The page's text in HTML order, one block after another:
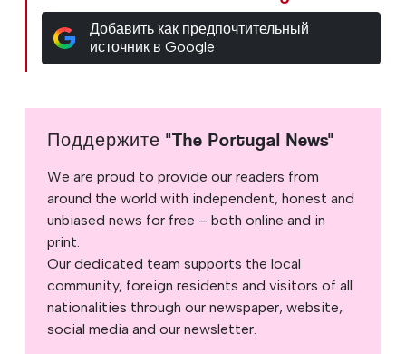
Добавить как предпочтительный
источник в Google
Поддержите "The Portugal News"
We are proud to provide our readers from
around the world with independent, honest and
unbiased news for free – both online and in
print.
Our dedicated team supports the local
community, foreign residents and visitors of all
nationalities through our newspaper, website,
social media and our newsletter.